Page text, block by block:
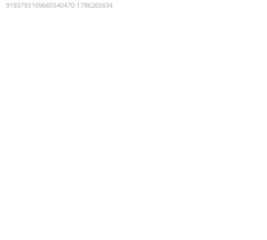
9193793109665540470:1786265634